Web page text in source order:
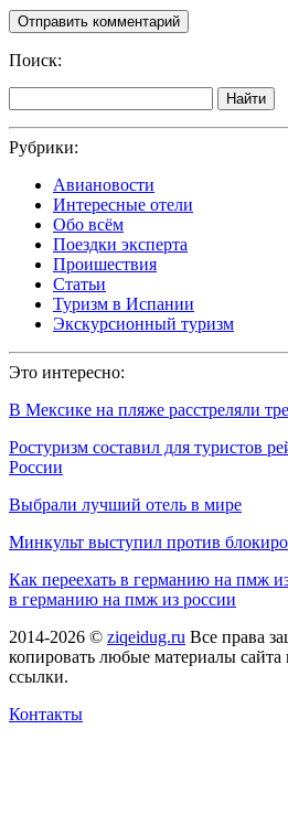
Поиск:
Найти
Рубрики:
Авиановости
Интересные отели
Обо всём
Поездки эксперта
Проишествия
Статьи
Туризм в Испании
Экскурсионный туризм
Это интересно:
В Мексике на пляже расстреляли
Ростуризм составил для туристов
России
Выбрали лучший отель в мире
Минкульт выступил против
Как переехать в германию на пмж
в германию на пмж из россии
2014-2026 © ziqeidug.ru Все права
копировать любые материалы
ссылки.
Контакты